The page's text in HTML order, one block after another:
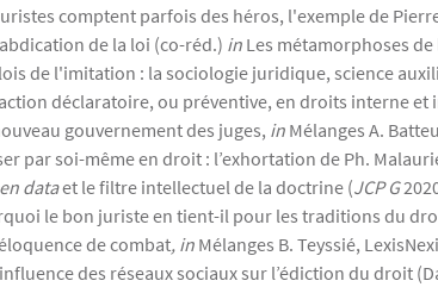
comptent parfois des héros, l'exemple de
de la loi (co-réd.) in Les métamorphoses de
de l'imitation : la sociologie juridique, science
déclaratoire, ou préventive, en droits interne
gouvernement des juges, in Mélanges A.
par soi-même en droit : l’exhortation de Ph.
dataet le filtre intellectuel de la doctrine (JCP G
le bon juriste en tient-il pour les traditions du
de combat, in Mélanges B. Teyssié,
des réseaux sociaux sur l’édiction du droit